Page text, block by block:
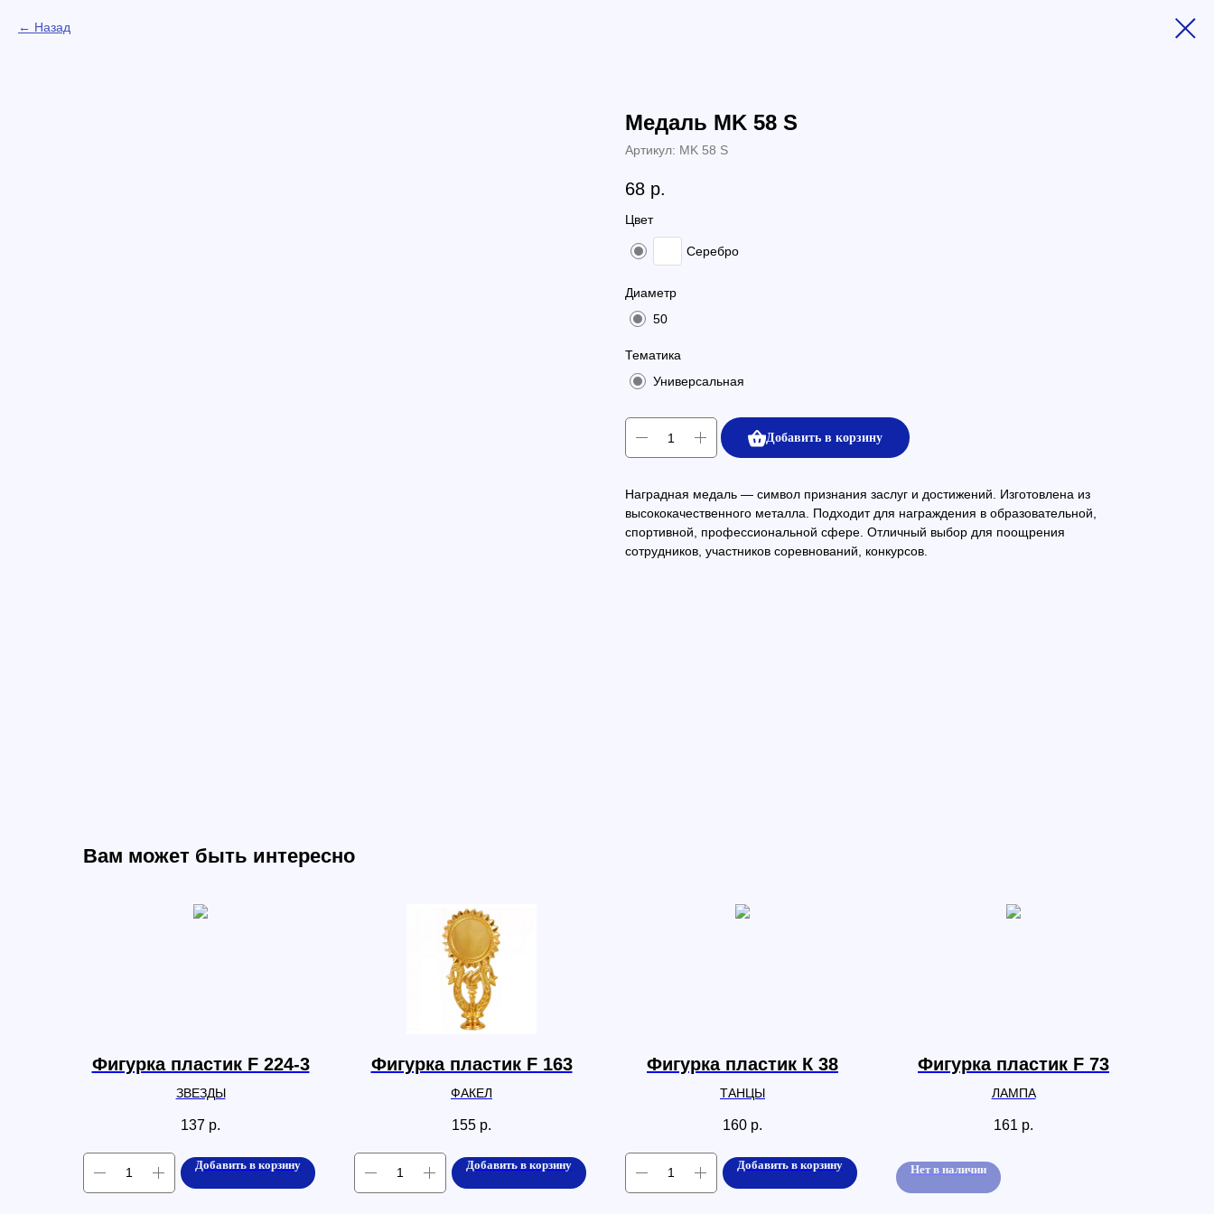
Назад
Медаль MK 58 S
Артикул: MK 58 S
68 р.
Цвет
Серебро
Диаметр
50
Тематика
Универсальная
Добавить в корзину
Наградная медаль — символ признания заслуг и достижений. Изготовлена из
высококачественного металла. Подходит для награждения в образовательной,
спортивной, профессиональной сфере. Отличный выбор для поощрения
сотрудников, участников соревнований, конкурсов.
Вам может быть интересно
Фигурка пластик F 224-3
ЗВЕЗДЫ
137 р.
Добавить в корзину
Фигурка пластик F 163
ФАКЕЛ
155 р.
Добавить в корзину
Фигурка пластик К 38
ТАНЦЫ
160 р.
Добавить в корзину
Фигурка пластик F 73
ЛАМПА
161 р.
Нет в наличии